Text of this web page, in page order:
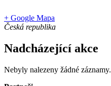
+ Google Mapa
Česká republika
Nadcházející akce
Nebyly nalezeny žádné záznamy.